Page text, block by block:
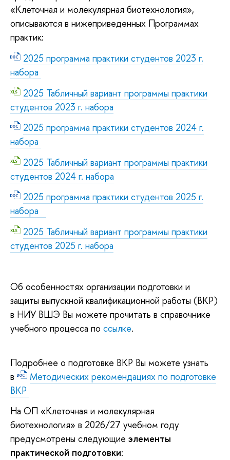
«Клеточная и молекулярная биотехнология»,
описываются в нижеприведенных Программах
практик:
2025 программа практики студентов 2023 г.
набора
2025 Табличный вариант программы практики
студентов 2023 г. набора
2025 программа практики студентов 2024 г.
набора
2025 Табличный вариант программы практики
студентов 2024 г. набора
2025 программа практики студентов 2025 г.
набора
2025 Табличный вариант программы практики
студентов 2025 г. набора
Об особенностях организации подготовки и
защиты выпускной квалификационной работы (ВКР)
в НИУ ВШЭ Вы можете прочитать в справочнике
учебного процесса по ссылке.
Подробнее о подготовке ВКР Вы можете узнать
в
Методических рекомендациях по подготовке
ВКР
На ОП «Клеточная и молекулярная
биотехнология» в 2026/27 учебном году
предусмотрены следующие элементы
практической подготовки: